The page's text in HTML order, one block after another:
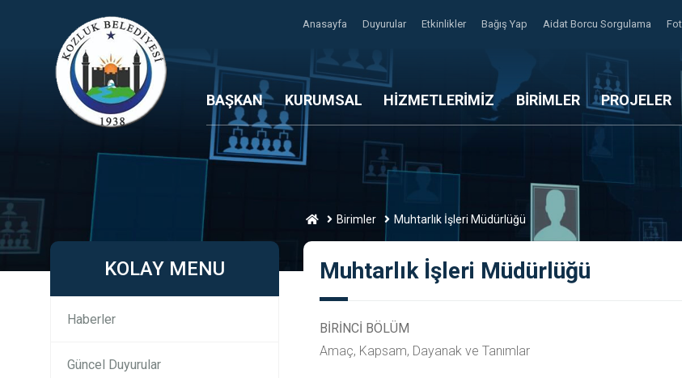
Anasayfa Duyurular Etkinlikler Bağış Yap Aidat Borcu Sorgulama
BAŞKAN KURUMSAL HİZMETLERİMİZ BİRİMLER PROJELER
Birimler Muhtarlık İşleri Müdürlüğü
KOLAY MENU
Haberler
Güncel Duyurular
Muhtarlık İşleri Müdürlüğü
BİRİNCİ BÖLÜM
Amaç, Kapsam, Dayanak ve Tanımlar